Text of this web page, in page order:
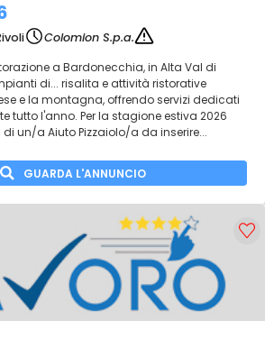
Colomion S.p.a.
a Bardonecchia, in Alta Val di
di... risalita e attività ristorative
e la montagna, offrendo servizi dedicati
tutto l'anno. Per la stagione estiva 2026
un/a Aiuto Pizzaiolo/a da inserire...
GUARDA L'ANNUNCIO